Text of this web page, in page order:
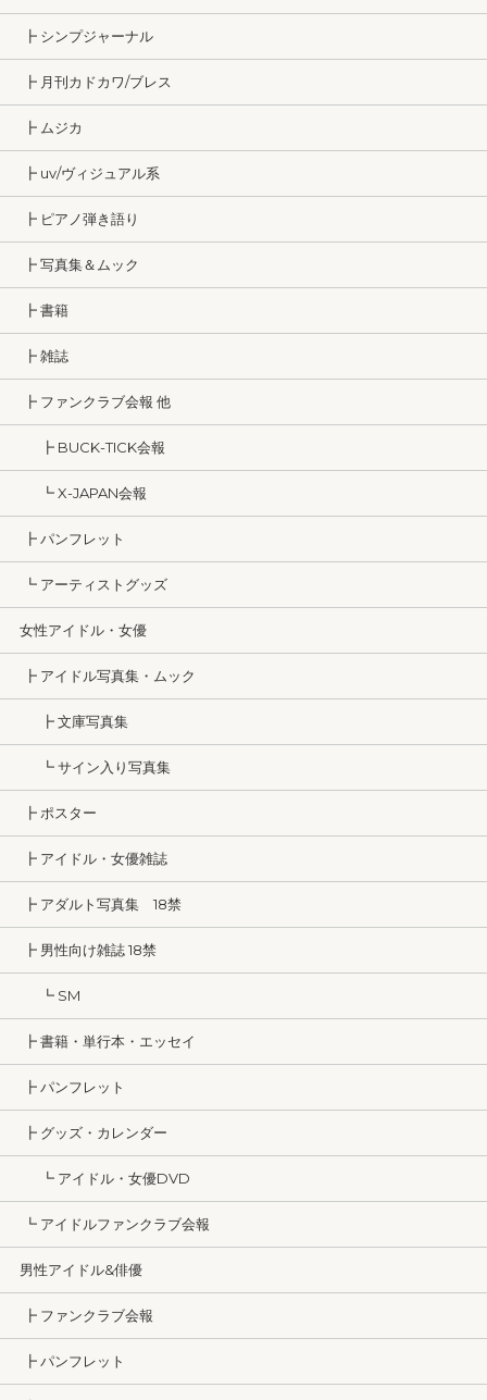
┣ シンプジャーナル
┣ 月刊カドカワ/ブレス
┣ ムジカ
┣ uv/ヴィジュアル系
┣ ピアノ弾き語り
┣ 写真集＆ムック
┣ 書籍
┣ 雑誌
┣ ファンクラブ会報 他
┣ BUCK-TICK会報
┗ X-JAPAN会報
┣ パンフレット
┗ アーティストグッズ
女性アイドル・女優
┣ アイドル写真集・ムック
┣ 文庫写真集
┗ サイン入り写真集
┣ ポスター
┣ アイドル・女優雑誌
┣ アダルト写真集 18禁
┣ 男性向け雑誌 18禁
┗ SM
┣ 書籍・単行本・エッセイ
┣ パンフレット
┣ グッズ・カレンダー
┗ アイドル・女優DVD
┗ アイドルファンクラブ会報
男性アイドル&俳優
┣ ファンクラブ会報
┣ パンフレット